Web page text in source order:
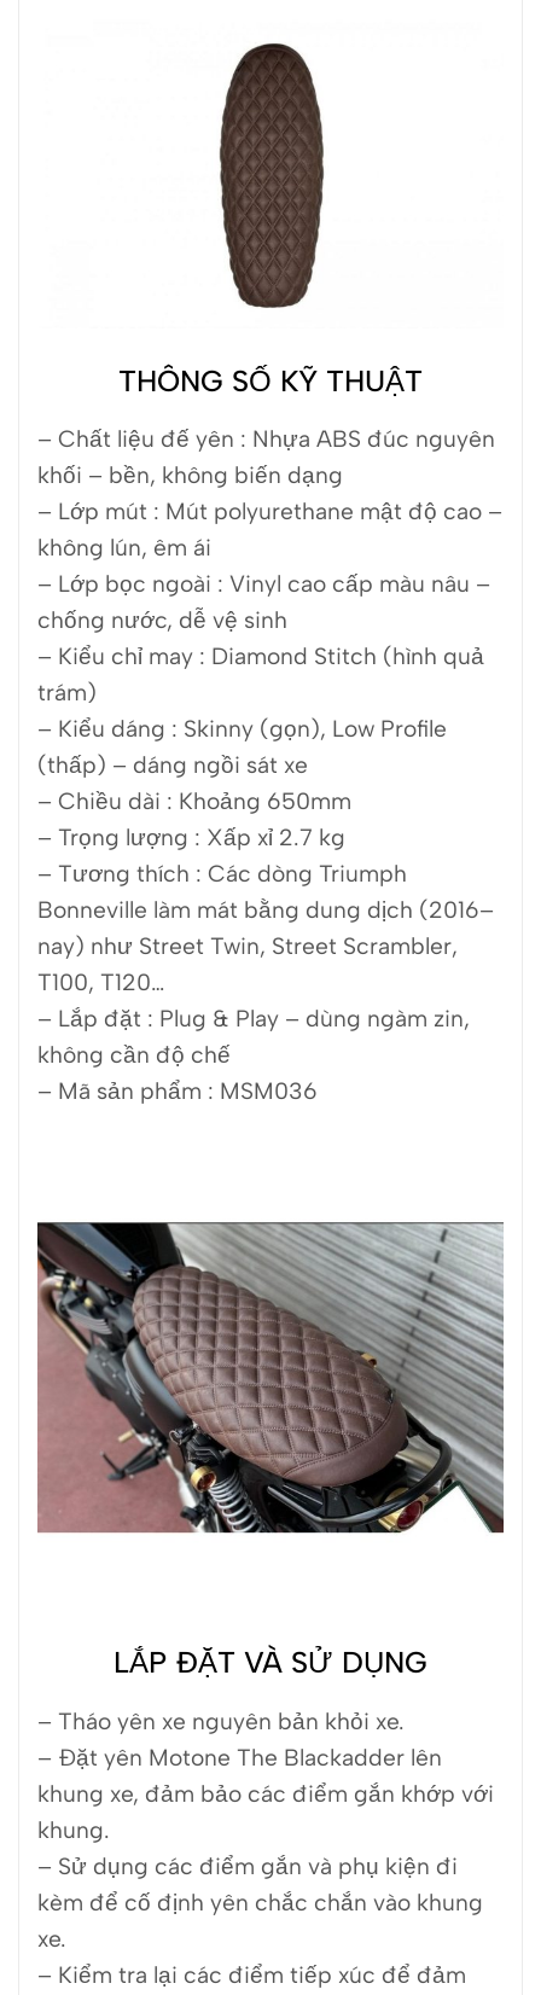
THÔNG SỐ KỸ THUẬT
– Chất liệu đế yên : Nhựa ABS đúc nguyên
khối – bền, không biến dạng
– Lớp mút : Mút polyurethane mật độ cao –
không lún, êm ái
– Lớp bọc ngoài : Vinyl cao cấp màu nâu –
chống nước, dễ vệ sinh
– Kiểu chỉ may : Diamond Stitch (hình quả
trám)
– Kiểu dáng : Skinny (gọn), Low Profile
(thấp) – dáng ngồi sát xe
– Chiều dài : Khoảng 650mm
– Trọng lượng : Xấp xỉ 2.7 kg
– Tương thích : Các dòng Triumph
Bonneville làm mát bằng dung dịch (2016–
nay) như Street Twin, Street Scrambler,
T100, T120…
– Lắp đặt : Plug & Play – dùng ngàm zin,
không cần độ chế
– Mã sản phẩm : MSM036
LẮP ĐẶT VÀ SỬ DỤNG
– Tháo yên xe nguyên bản khỏi xe.
– Đặt yên Motone The Blackadder lên
khung xe, đảm bảo các điểm gắn khớp với
khung.
– Sử dụng các điểm gắn và phụ kiện đi
kèm để cố định yên chắc chắn vào khung
xe.
– Kiểm tra lại các điểm tiếp xúc để đảm